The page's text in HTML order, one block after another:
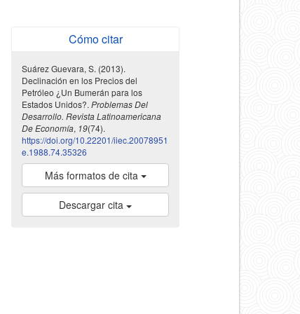
Cómo citar
Suárez Guevara, S. (2013).
Declinación en los Precios del
Petróleo ¿Un Bumerán para los
Estados Unidos?. Problemas Del
Desarrollo. Revista Latinoamericana
De Economía, 19(74).
https://doi.org/10.22201/iiec.20078951
e.1988.74.35326
Más formatos de cita
Descargar cita